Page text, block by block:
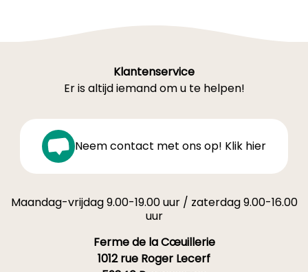
Klantenservice
Er is altijd iemand om u te helpen!
Neem contact met ons op! Klik hier
Maandag-vrijdag 9.00-19.00 uur / zaterdag 9.00-16.00
uur
Ferme de la Cœuillerie
1012 rue Roger Lecerf